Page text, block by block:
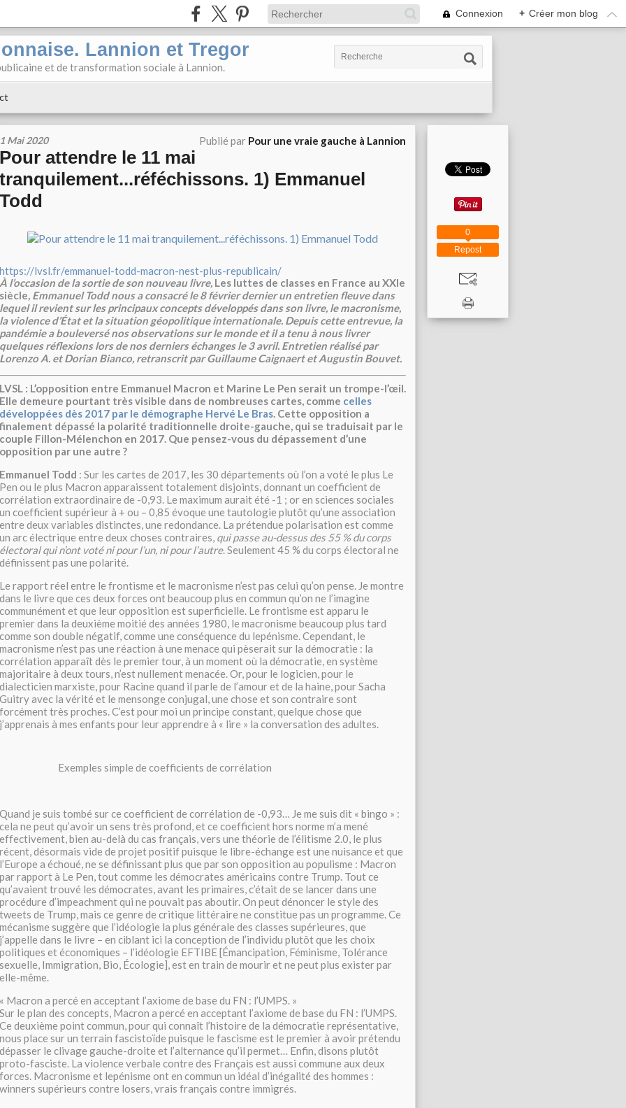
Connexion + Créer mon blog
Lannion et Tregor
et de transformation sociale à Lannion.
1 Mai 2020 Publié par Pour une vraie gauche à Lannion
Pour attendre le 11 mai
tranquilement...réféchissons. 1) Emmanuel
Todd
https://lvsl.fr/emmanuel-todd-macron-nest-plus-republicain/
À l’occasion de la sortie de son nouveau livre, Les luttes de classes en France au XXIe
siècle, Emmanuel Todd nous a consacré le 8 février dernier un entretien fleuve dans
lequel il revient sur les principaux concepts développés dans son livre, le macronisme,
la violence d’État et la situation géopolitique internationale. Depuis cette entrevue, la
pandémie a bouleversé nos observations sur le monde et il a tenu à nous livrer
quelques réflexions lors de nos derniers échanges le 3 avril. Entretien réalisé par
Lorenzo A. et Dorian Bianco, retranscrit par Guillaume Caignaert et Augustin Bouvet.
LVSL : L’opposition entre Emmanuel Macron et Marine Le Pen serait un trompe-l’œil.
Elle demeure pourtant très visible dans de nombreuses cartes, comme celles
développées dès 2017 par le démographe Hervé Le Bras. Cette opposition a
finalement dépassé la polarité traditionnelle droite-gauche, qui se traduisait par le
couple Fillon-Mélenchon en 2017. Que pensez-vous du dépassement d’une
opposition par une autre ?
Emmanuel Todd : Sur les cartes de 2017, les 30 départements où l’on a voté le plus Le
Pen ou le plus Macron apparaissent totalement disjoints, donnant un coefficient de
corrélation extraordinaire de -0,93. Le maximum aurait été -1 ; or en sciences sociales
un coefficient supérieur à + ou – 0,85 évoque une tautologie plutôt qu’une association
entre deux variables distinctes, une redondance. La prétendue polarisation est comme
un arc électrique entre deux choses contraires, qui passe au-dessus des 55 % du corps
électoral qui n’ont voté ni pour l’un, ni pour l’autre. Seulement 45 % du corps électoral ne
définissent pas une polarité.
Le rapport réel entre le frontisme et le macronisme n’est pas celui qu’on pense. Je montre
dans le livre que ces deux forces ont beaucoup plus en commun qu’on ne l’imagine
communément et que leur opposition est superficielle. Le frontisme est apparu le
premier dans la deuxième moitié des années 1980, le macronisme beaucoup plus tard
comme son double négatif, comme une conséquence du lepénisme. Cependant, le
macronisme n’est pas une réaction à une menace qui pèserait sur la démocratie : la
corrélation apparaît dès le premier tour, à un moment où la démocratie, en système
majoritaire à deux tours, n’est nullement menacée. Or, pour le logicien, pour le
dialecticien marxiste, pour Racine quand il parle de l’amour et de la haine, pour Sacha
Guitry avec la vérité et le mensonge conjugal, une chose et son contraire sont
forcément très proches. C’est pour moi un principe constant, quelque chose que
j’apprenais à mes enfants pour leur apprendre à « lire » la conversation des adultes.
Exemples simple de coefficients de corrélation
Quand je suis tombé sur ce coefficient de corrélation de -0,93… Je me suis dit « bingo » :
cela ne peut qu’avoir un sens très profond, et ce coefficient hors norme m’a mené
effectivement, bien au-delà du cas français, vers une théorie de l’élitisme 2.0, le plus
récent, désormais vide de projet positif puisque le libre-échange est une nuisance et que
l’Europe a échoué, ne se définissant plus que par son opposition au populisme : Macron
par rapport à Le Pen, tout comme les démocrates américains contre Trump. Tout ce
qu’avaient trouvé les démocrates, avant les primaires, c’était de se lancer dans une
procédure d’impeachment qui ne pouvait pas aboutir. On peut dénoncer le style des
tweets de Trump, mais ce genre de critique littéraire ne constitue pas un programme. Ce
mécanisme suggère que l’idéologie la plus générale des classes supérieures, que
j’appelle dans le livre – en ciblant ici la conception de l’individu plutôt que les choix
politiques et économiques – l’idéologie EFTIBE [Émancipation, Féminisme, Tolérance
sexuelle, Immigration, Bio, Écologie], est en train de mourir et ne peut plus exister par
elle-même.
« Macron a percé en acceptant l’axiome de base du FN : l’UMPS. »
Sur le plan des concepts, Macron a percé en acceptant l’axiome de base du FN : l’UMPS.
Ce deuxième point commun, pour qui connaît l’histoire de la démocratie représentative,
nous place sur un terrain fascistoïde puisque le fascisme est le premier à avoir prétendu
dépasser le clivage gauche-droite et l’alternance qu’il permet… Enfin, disons plutôt
proto-fasciste. La violence verbale contre des Français est aussi commune aux deux
forces. Macronisme et lepénisme ont en commun un idéal d’inégalité des hommes :
winners supérieurs contre losers, vrais français contre immigrés.
Repost
0